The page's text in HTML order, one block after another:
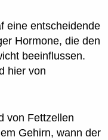
eine entscheidende
Hormone, die den
beeinflussen.
hier von
von Fettzellen
Gehirn, wann der